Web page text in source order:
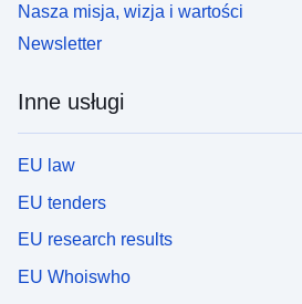
Nasza misja, wizja i wartości
Newsletter
Inne usługi
EU law
EU tenders
EU research results
EU Whoiswho